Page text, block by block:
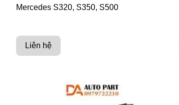
Mercedes S320, S350, S500
Liên hệ